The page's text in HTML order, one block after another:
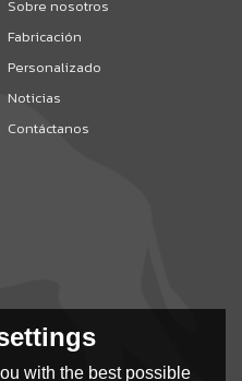
Sobre nosotros
Fabricación
Personalizado
Noticias
Contáctanos
with the best possible